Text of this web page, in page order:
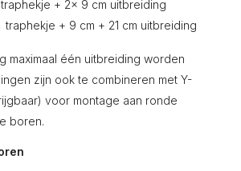
+ 2x 9 cm uitbreiding
traphekje + 9 cm + 21 cm uitbreiding
maximaal één uitbreiding worden
zijn ook te combineren met Y-
voor montage aan ronde
boren.